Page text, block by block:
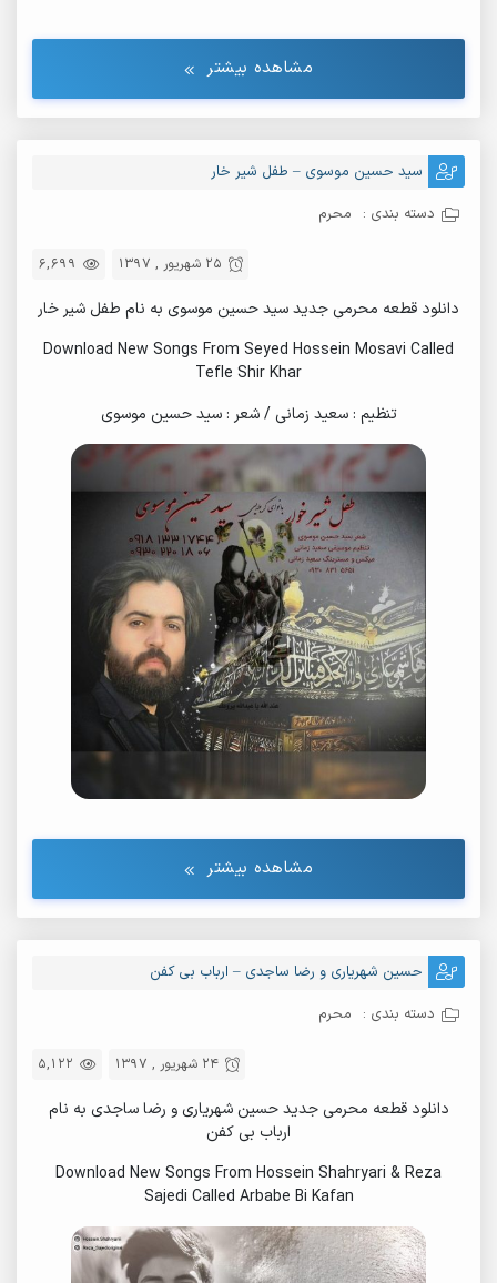
مشاهده بیشتر
سید حسین موسوی – طفل شیر خار
دسته بندی : محرم
6,699 25 شهریور , 1397
دانلود قطعه محرمی جدید سید حسین موسوی به نام طفل شیر خار
Download New Songs From Seyed Hossein Mosavi Called
Tefle Shir Khar
تنظیم : سعید زمانی / شعر : سید حسین موسوی
مشاهده بیشتر
حسین شهریاری و رضا ساجدی – ارباب بی کفن
دسته بندی : محرم
5,122 24 شهریور , 1397
دانلود قطعه محرمی جدید حسین شهریاری و رضا ساجدی به نام
ارباب بی کفن
Download New Songs From Hossein Shahryari & Reza
Sajedi Called Arbabe Bi Kafan